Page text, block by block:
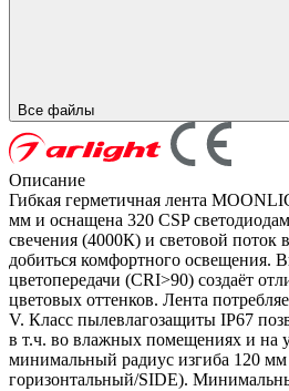
Все файлы
Описание
Гибкая герметичная лента
мм и оснащена 320 CSP
свечения (4000К) и световой поток
добиться комфортного освещения.
цветопередачи (CRI>90) создаёт
цветовых оттенков. Лента
V. Класс пылевлагозащиты IP67
в т.ч. во влажных помещениях и на
минимальный радиус изгиба 120 мм
горизонтальный/SIDE).